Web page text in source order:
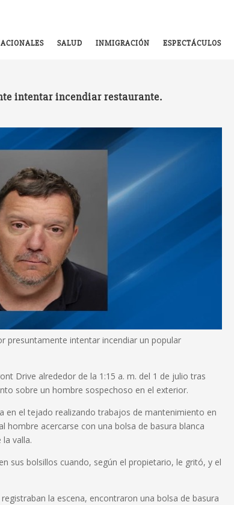
SALUD INMIGRACIÓN ESPECTÁCULOS
intentar incendiar restaurante.
presuntamente intentar incendiar un popular
Drive alrededor de la 1:15 a. m. del 1 de julio tras
sobre un hombre sospechoso en el exterior.
en el tejado realizando trabajos de mantenimiento en
hombre acercarse con una bolsa de basura blanca
valla.
sus bolsillos cuando, según el propietario, le gritó, y el
la escena, encontraron una bolsa de basura